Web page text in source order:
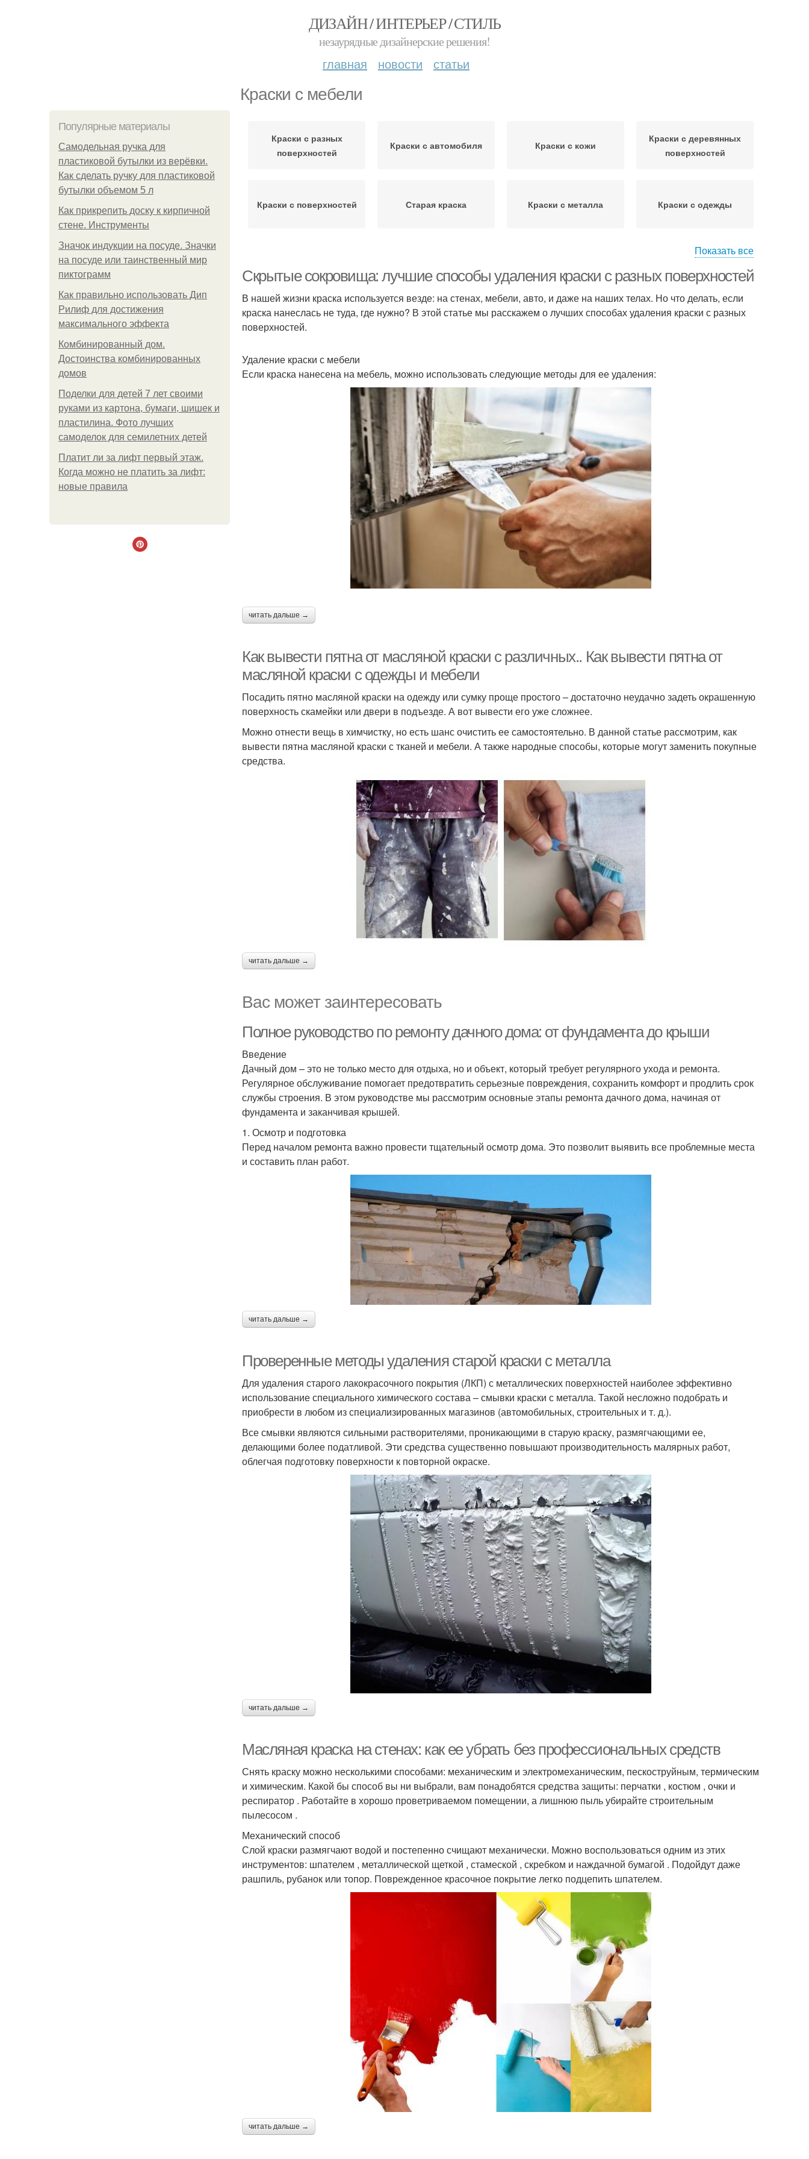
ДИЗАЙН / ИНТЕРЬЕР / СТИЛЬ
незаурядные дизайнерские решения!
главная новости статьи
Краски с мебели
Популярные материалы
Самодельная ручка для
пластиковой бутылки из верёвки.
Как сделать ручку для пластиковой
бутылки объемом 5 л
Как прикрепить доску к кирпичной
стене. Инструменты
Значок индукции на посуде. Значки
на посуде или таинственный мир
пиктограмм
Как правильно использовать Дип
Рилиф для достижения
максимального эффекта
Комбинированный дом.
Достоинства комбинированных
домов
Поделки для детей 7 лет своими
руками из картона, бумаги, шишек и
пластилина. Фото лучших
самоделок для семилетних детей
Платит ли за лифт первый этаж.
Когда можно не платить за лифт:
новые правила
Краски с разных
поверхностей
Краски с автомобиля Краски с кожи
Краски с деревянных
поверхностей
Краски с поверхностей Старая краска Краски с металла Краски с одежды
краски
Показать все
Скрытые сокровища: лучшие способы удаления краски с разных поверхностей
В нашей жизни краска используется везде: на стенах, мебели, авто, и даже на наших телах. Но что делать, если
краска нанеслась не туда, где нужно? В этой статье мы расскажем о лучших способах удаления краски с разных
поверхностей.
Удаление краски с мебели
Если краска нанесена на мебель, можно использовать следующие методы для ее удаления:
читать дальше →
Как вывести пятна от масляной краски с различных.. Как вывести пятна от
масляной краски с одежды и мебели
Посадить пятно масляной краски на одежду или сумку проще простого – достаточно неудачно задеть окрашенную
поверхность скамейки или двери в подъезде. А вот вывести его уже сложнее.
Можно отнести вещь в химчистку, но есть шанс очистить ее самостоятельно. В данной статье рассмотрим, как
вывести пятна масляной краски с тканей и мебели. А также народные способы, которые могут заменить покупные
средства.
читать дальше →
Вас может заинтересовать
Полное руководство по ремонту дачного дома: от фундамента до крыши
Введение
Дачный дом – это не только место для отдыха, но и объект, который требует регулярного ухода и ремонта.
Регулярное обслуживание помогает предотвратить серьезные повреждения, сохранить комфорт и продлить срок
службы строения. В этом руководстве мы рассмотрим основные этапы ремонта дачного дома, начиная от
фундамента и заканчивая крышей.
1. Осмотр и подготовка
Перед началом ремонта важно провести тщательный осмотр дома. Это позволит выявить все проблемные места
и составить план работ.
читать дальше →
Проверенные методы удаления старой краски с металла
Для удаления старого лакокрасочного покрытия (ЛКП) с металлических поверхностей наиболее эффективно
использование специального химического состава – смывки краски с металла. Такой несложно подобрать и
приобрести в любом из специализированных магазинов (автомобильных, строительных и т. д.).
Все смывки являются сильными растворителями, проникающими в старую краску, размягчающими ее,
делающими более податливой. Эти средства существенно повышают производительность малярных работ,
облегчая подготовку поверхности к повторной окраске.
читать дальше →
Масляная краска на стенах: как ее убрать без профессиональных средств
Снять краску можно несколькими способами: механическим и электромеханическим, пескоструйным, термическим
и химическим. Какой бы способ вы ни выбрали, вам понадобятся средства защиты: перчатки , костюм , очки и
респиратор . Работайте в хорошо проветриваемом помещении, а лишнюю пыль убирайте строительным
пылесосом .
Механический способ
Слой краски размягчают водой и постепенно счищают механически. Можно воспользоваться одним из этих
инструментов: шпателем , металлической щеткой , стамеской , скребком и наждачной бумагой . Подойдут даже
рашпиль, рубанок или топор. Поврежденное красочное покрытие легко подцепить шпателем.
читать дальше →